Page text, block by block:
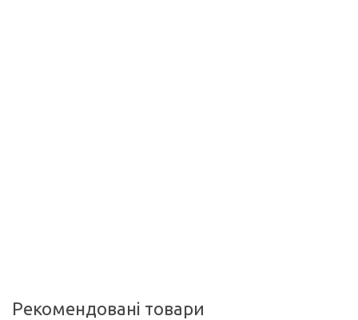
Рекомендовані товари